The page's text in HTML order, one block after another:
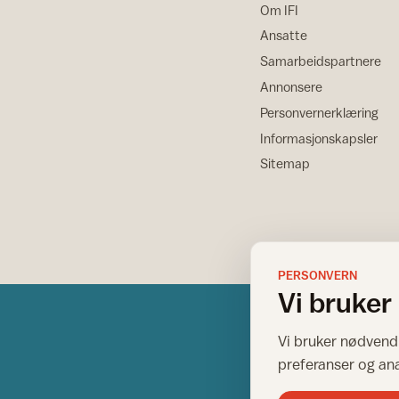
Om IFI
Ansatte
Samarbeidspartnere
Annonsere
Personvernerklæring
Informasjonskapsler
Sitemap
PERSONVERN
Vi
Vi bruker
preferanser og